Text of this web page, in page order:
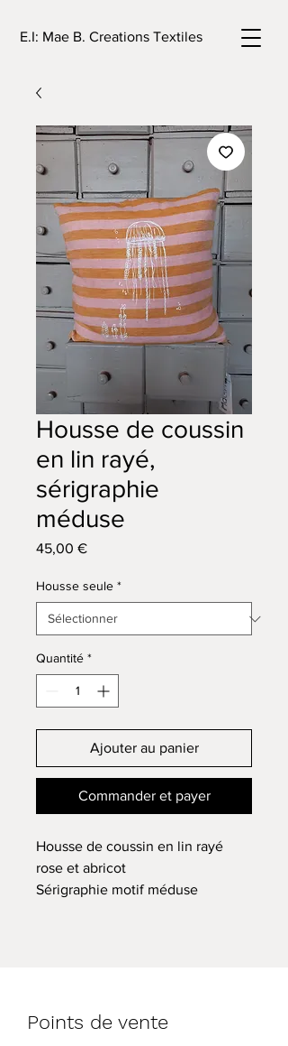
E.I: Mae B. Creations Textiles
Housse de coussin
en lin rayé,
sérigraphie
méduse
45,00 €Prix
Housse seule *
Quantité *
Ajouter au panier
Commander et payer
Housse de coussin en lin rayé
rose et abricot
Sérigraphie motif méduse
Points de vente